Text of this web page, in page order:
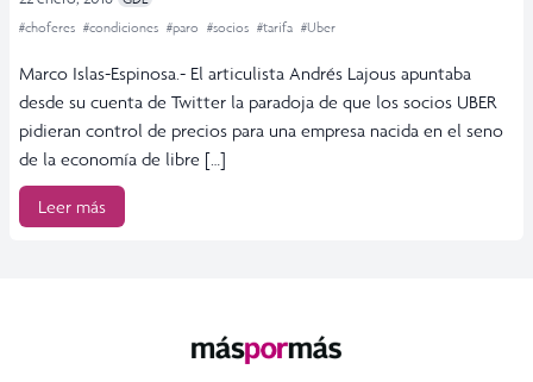
#choferes #condiciones #paro #socios #tarifa #Uber
Marco Islas-Espinosa.- El articulista Andrés Lajous apuntaba
desde su cuenta de Twitter la paradoja de que los socios UBER
pidieran control de precios para una empresa nacida en el seno
de la economía de libre […]
Leer más